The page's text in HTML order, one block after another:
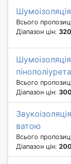
Всього
Діапазон цін:
Всього
Діапазон цін:
ватою
Всього
Діапазон цін: